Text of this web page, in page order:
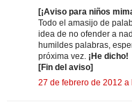
[¡Aviso para niños
Todo el amasijo de
idea de no ofender a
humildes palabras,
próxima vez. ¡He dicho!
[Fin del aviso]
27 de febrero de 2012 a